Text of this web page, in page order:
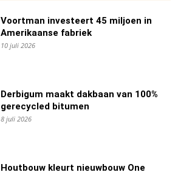
Voortman investeert 45 miljoen in
Amerikaanse fabriek
10 juli 2026
Derbigum maakt dakbaan van 100%
gerecycled bitumen
8 juli 2026
Houtbouw kleurt nieuwbouw One